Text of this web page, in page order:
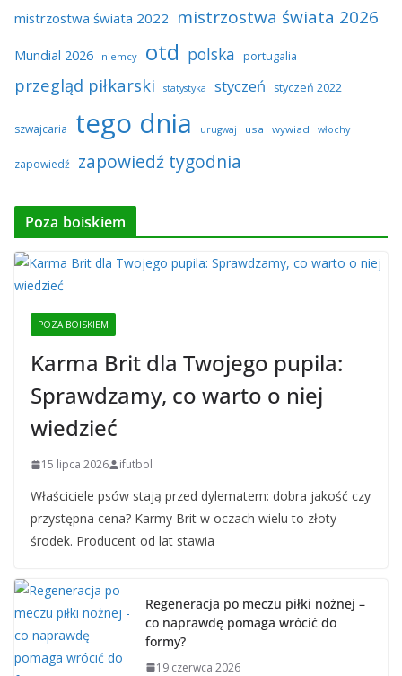
mistrzostwa świata 2022 mistrzostwa świata 2026
Mundial 2026 niemcy otd polska portugalia
przegląd piłkarski statystyka styczeń styczeń 2022
szwajcaria tego dnia urugwaj usa wywiad włochy
zapowiedź zapowiedź tygodnia
Poza boiskiem
POZA BOISKIEM
Karma Brit dla Twojego pupila:
Sprawdzamy, co warto o niej
wiedzieć
15 lipca 2026 ifutbol
Właściciele psów stają przed dylematem: dobra jakość czy
przystępna cena? Karmy Brit w oczach wielu to złoty
środek. Producent od lat stawia
Regeneracja po meczu piłki nożnej –
co naprawdę pomaga wrócić do
formy?
19 czerwca 2026